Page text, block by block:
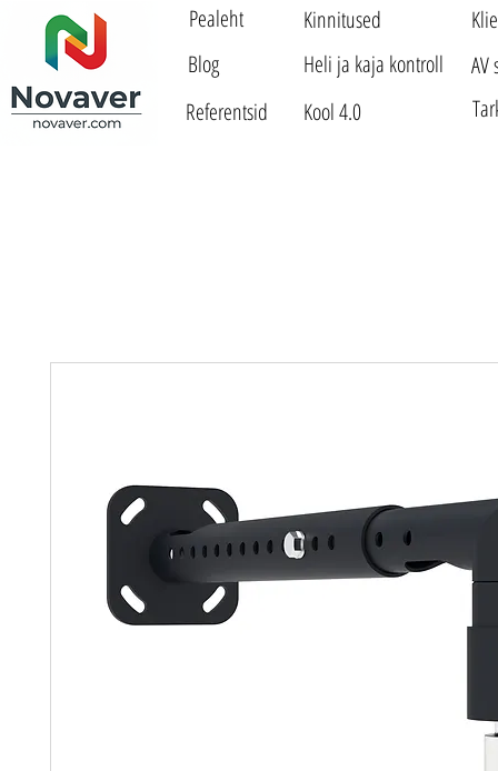
Pealeht
Blog
Referentsid
Heli ja kaja kontroll
Kinnitused
Kool 4.0